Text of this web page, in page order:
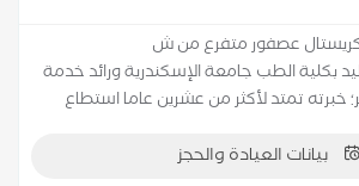
عصفور متفرع من ش
بكلية الطب جامعة الإسكندرية ورائد خدمة
خبرته تمتد لأكثر من عشرين عاما استطاع
الصناعى مع مئات الحالات فى مصر وخارج
بيانات العيادة والحجز